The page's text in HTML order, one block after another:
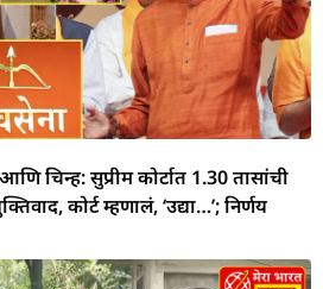
चिन्ह: सुप्रीम कोर्टात 1.30 तासांची
कोर्ट म्हणालं, ‘उद्या…’; निर्णय